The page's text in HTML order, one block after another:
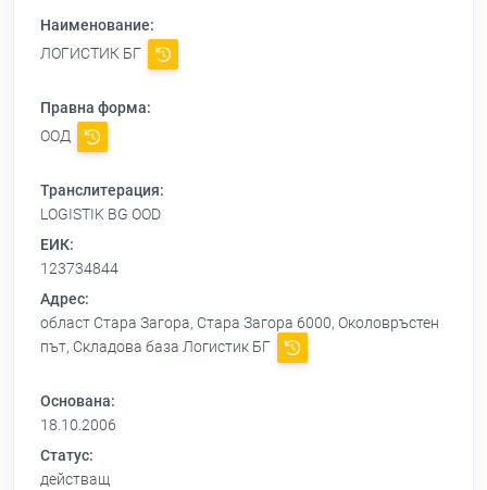
Наименование:
ЛОГИСТИК БГ
Правна форма:
ООД
Транслитерация:
LOGISTIK BG OOD
ЕИК:
123734844
Адрес:
област Стара Загора, Стара Загора 6000, Околовръстен
път, Складова база Логистик БГ
Основана:
18.10.2006
Статус:
действащ